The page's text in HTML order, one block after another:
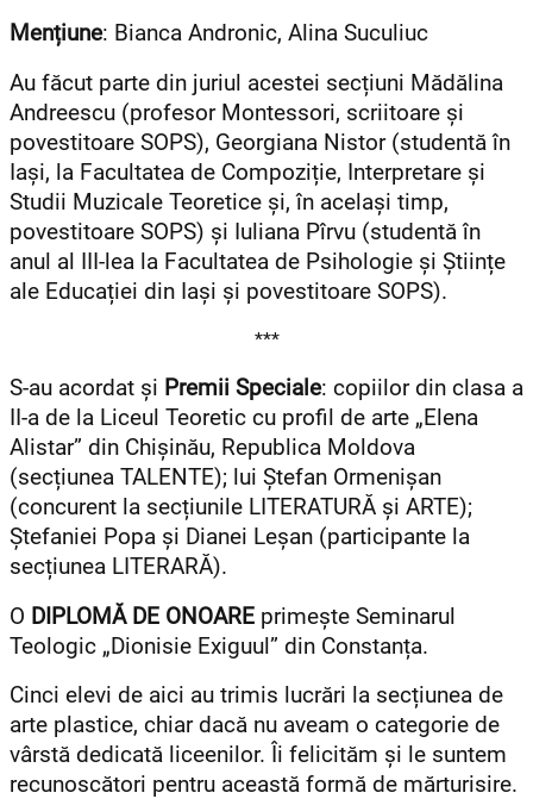
Mențiune: Bianca Andronic, Alina Suculiuc
Au făcut parte din juriul acestei secțiuni Mădălina
Andreescu (profesor Montessori, scriitoare și
povestitoare SOPS), Georgiana Nistor (studentă în
Iași, la Facultatea de Compoziție, Interpretare și
Studii Muzicale Teoretice și, în același timp,
povestitoare SOPS) și Iuliana Pîrvu (studentă în
anul al III-lea la Facultatea de Psihologie și Științe
ale Educației din Iași și povestitoare SOPS).
***
S-au acordat și Premii Speciale: copiilor din clasa a
II-a de la Liceul Teoretic cu profil de arte „Elena
Alistar” din Chișinău, Republica Moldova
(secțiunea TALENTE); lui Ștefan Ormenișan
(concurent la secțiunile LITERATURĂ și ARTE);
Ștefaniei Popa și Dianei Leșan (participante la
secțiunea LITERARĂ).
O DIPLOMĂ DE ONOARE primește Seminarul
Teologic „Dionisie Exiguul” din Constanța.
Cinci elevi de aici au trimis lucrări la secțiunea de
arte plastice, chiar dacă nu aveam o categorie de
vârstă dedicată liceenilor. Îi felicităm și le suntem
recunoscători pentru această formă de mărturisire.